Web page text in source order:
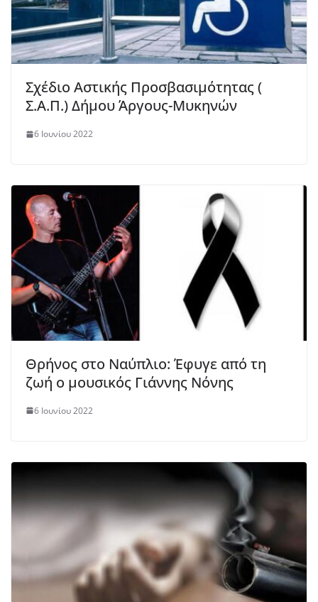
Σχέδιο Αστικής Προσβασιμότητας (
Σ.Α.Π.) Δήμου Άργους-Μυκηνών
6 Ιουνίου 2022
Θρήνος στο Ναύπλιο: Έφυγε από τη
ζωή ο μουσικός Γιάννης Νόνης
6 Ιουνίου 2022